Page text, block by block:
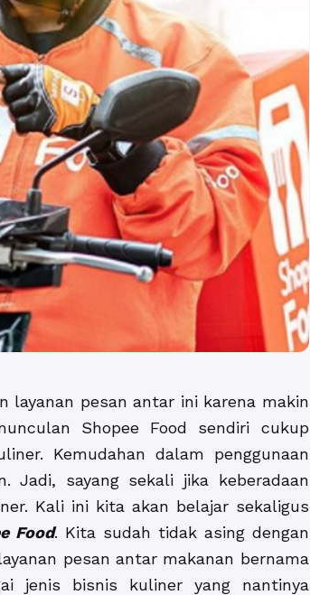
layanan pesan antar ini karena makin
Shopee Food sendiri cukup
Kemudahan dalam penggunaan
Jadi, sayang sekali jika keberadaan
Kali ini kita akan belajar sekaligus
Food. Kita sudah tidak asing dengan
pesan antar makanan bernama
jenis bisnis kuliner yang nantinya